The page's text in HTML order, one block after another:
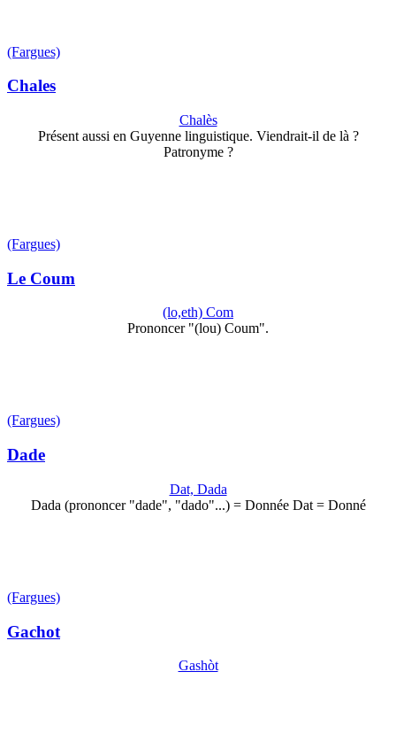
(Fargues)
Chales
Chalès
Présent aussi en Guyenne linguistique. Viendrait-il de là ?
Patronyme ?
(Fargues)
Le Coum
(lo,eth) Com
Prononcer "(lou) Coum".
(Fargues)
Dade
Dat, Dada
Dada (prononcer "dade", "dado"...) = Donnée Dat = Donné
(Fargues)
Gachot
Gashòt